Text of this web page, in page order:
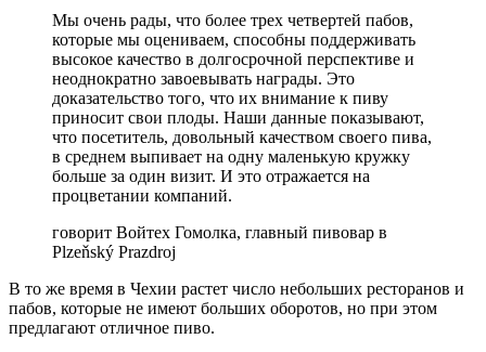
Мы очень рады, что более трех четвертей пабов,
которые мы оцениваем, способны поддерживать
высокое качество в долгосрочной перспективе и
неоднократно завоевывать награды. Это
доказательство того, что их внимание к пиву
приносит свои плоды. Наши данные показывают,
что посетитель, довольный качеством своего пива,
в среднем выпивает на одну маленькую кружку
больше за один визит. И это отражается на
процветании компаний.
говорит Войтех Гомолка, главный пивовар в
Plzeňský Prazdroj
В то же время в Чехии растет число небольших ресторанов и
пабов, которые не имеют больших оборотов, но при этом
предлагают отличное пиво.